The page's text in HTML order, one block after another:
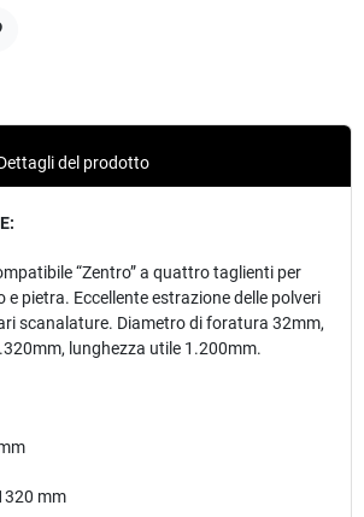
del prodotto
“Zentro” a quattro taglienti per
pietra. Eccellente estrazione delle polveri
scanalature. Diametro di foratura 32mm,
lunghezza utile 1.200mm.
mm